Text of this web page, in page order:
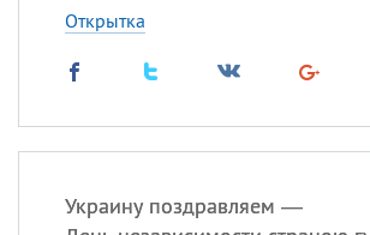
Открытка
Украину поздравляем —